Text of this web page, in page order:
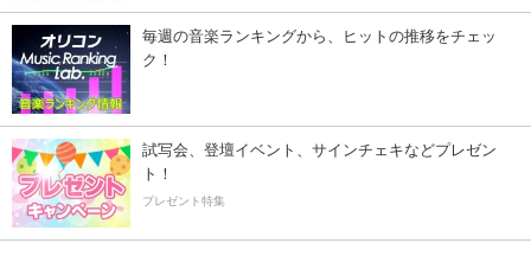
毎週の音楽ランキングから、ヒットの推移をチェッ
ク！
試写会、登壇イベント、サインチェキなどプレゼン
ト！
プレゼント特集